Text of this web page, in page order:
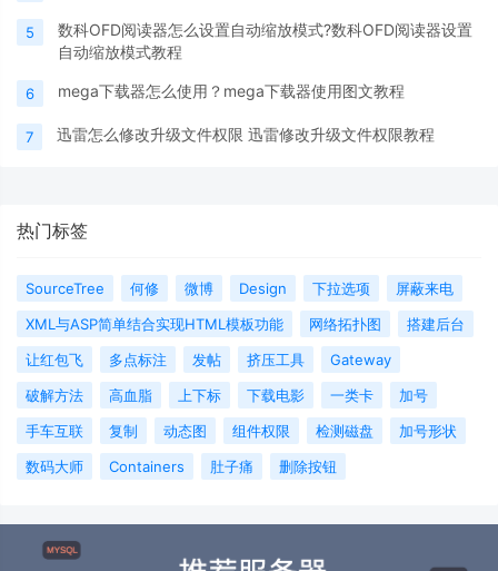
5
数科OFD阅读器怎么设置自动缩放模式?数科OFD阅读器设置
自动缩放模式教程
6 mega下载器怎么使用？mega下载器使用图文教程
7 迅雷怎么修改升级文件权限 迅雷修改升级文件权限教程
热门标签
SourceTree 何修 微博 Design 下拉选项
屏蔽来电
XML与ASP简单结合实现HTML模板功能
网络拓扑图
搭建后台
让红包飞
多点标注 发帖 挤压工具
Gateway
破解方法
高血脂 上下标 下载电影 一类卡
加号
手车互联
复制 动态图 组件权限 检测磁盘
加号形状
数码大师
Containers 肚子痛 删除按钮